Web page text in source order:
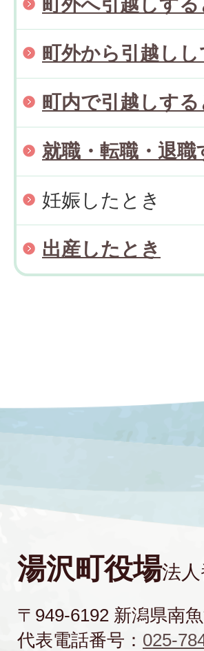
町外へ引越しする
町外から引越し
町内で引越しする
就職・転職・退職
妊娠したとき
出産したとき
湯沢町役場法
〒949-6192 新潟県南
代表電話番号： 025-